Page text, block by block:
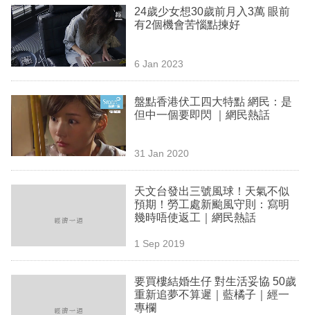
樓
市
理
商
業
科
技
生
24歲少女想30歲前月入3萬 眼前
有2個機會苦惱點揀好
6 Jan 2023
盤點香港伏工四大特點 網民：是
但中一個要即閃 ｜網民熱話
31 Jan 2020
天文台發出三號風球！天氣不似
預期！勞工處新颱風守則：寫明
幾時唔使返工｜網民熱話
1 Sep 2019
要買樓結婚生仔 對生活妥協 50歲
重新追夢不算遲｜藍橘子｜經一
專欄